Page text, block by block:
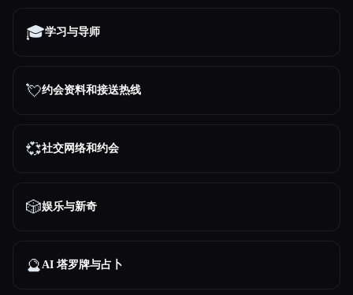
🎓学习与导师
💘约会资料和接送热线
💞社交网络和约会
🎲娱乐与新奇
🔮AI 塔罗牌与占卜